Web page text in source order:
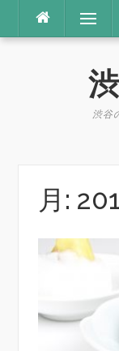
テ
メニュー
渋谷
月: